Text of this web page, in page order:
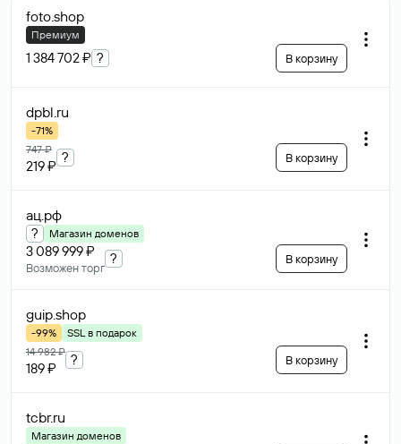
foto.shop
Премиум
1 384 702 ₽ ? В корзину
dpbl.ru
-71%
747 ₽
219 ₽
? В корзину
ац.рф
? Магазин доменов
3 089 999 ₽
Возможен торг
? В корзину
guip.shop
-99%
SSL в подарок
14 982 ₽
189 ₽
? В корзину
tcbr.ru
Магазин доменов